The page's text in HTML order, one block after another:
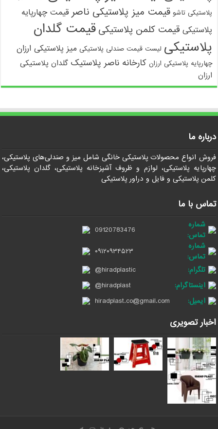
پلاستیکی تاشو قیمت میز پلاستیکی ناصر قیمت چهارپایه
پلاستیکی قیمت کلمن پلاستیکی قیمت گلدان
پلاستیکی لیست قیمت صندلی پلاستیکی میز پلاستیکی ارزان
چهارپایه پلاستیکی ارزان کارخانه ناصر پلاستیک گلدان پلاستیکی
ارزان
درباره ما
فروش انواع محصولات پلاستیکی خانگی شامل میز و صندلی‌های پلاستیکی،
چهارپایه پلاستیکی، لوازم و ظروف آشپزخانه پلاستیکی، گلدان پلاستیکی،
کلمن پلاستیکی و فایل و دراور پلاستیکی
تماس با ما
شماره
تماس:
09120783476
شماره
تماس:
۰۹۱۲۰۹۳۴۵۲۳
تلگرام:
@hiradplastic
اینستاگرام:
@hiradplast
ایمیل:
hiradplast.co@gmail.com
اخبار تصویری